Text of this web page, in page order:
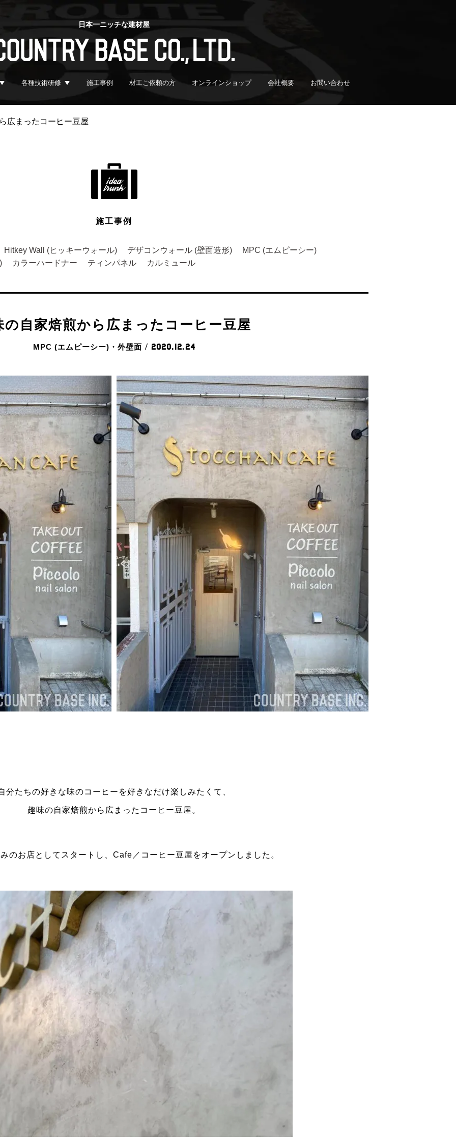
日本一ニッチな建材屋
各種技術研修 施工事例 材工ご依頼の方 オンラインショップ 会社概要 お問い合わせ
広まったコーヒー豆屋
施工事例
Hitkey Wall (ヒッキーウォール) デザコンウォール (壁面造形)
MPC (エムピーシー)
カラーハードナー ティンパネル カルミュール
の自家焙煎から広まったコーヒー豆屋
MPC (エムピーシー)・外壁面 / 2020.12.24
分たちの好きな味のコーヒーを好きなだけ楽しみたくて、
趣味の自家焙煎から広まったコーヒー豆屋。
のお店としてスタートし、Cafe／コーヒー豆屋をオープンしました。